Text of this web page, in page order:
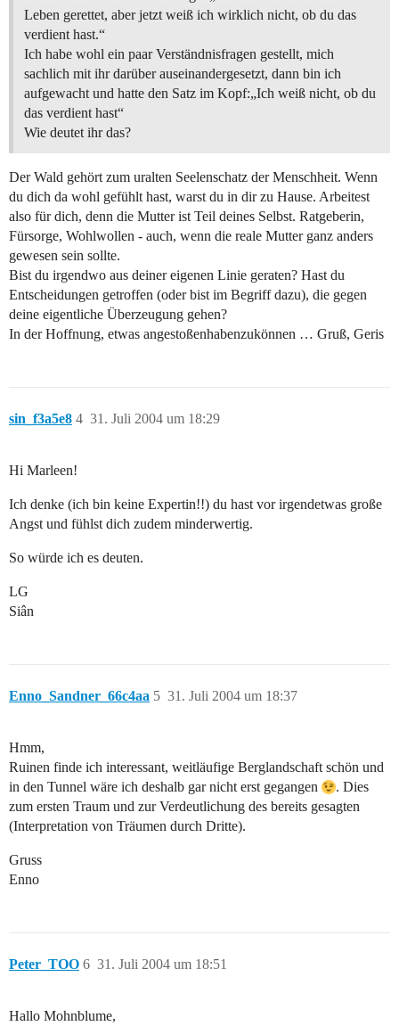
Leben gerettet, aber jetzt weiß ich wirklich nicht, ob du das
verdient hast.“
Ich habe wohl ein paar Verständnisfragen gestellt, mich
sachlich mit ihr darüber auseinandergesetzt, dann bin ich
aufgewacht und hatte den Satz im Kopf:„Ich weiß nicht, ob du
das verdient hast“
Wie deutet ihr das?
Der Wald gehört zum uralten Seelenschatz der Menschheit. Wenn
du dich da wohl gefühlt hast, warst du in dir zu Hause. Arbeitest
also für dich, denn die Mutter ist Teil deines Selbst. Ratgeberin,
Fürsorge, Wohlwollen - auch, wenn die reale Mutter ganz anders
gewesen sein sollte.
Bist du irgendwo aus deiner eigenen Linie geraten? Hast du
Entscheidungen getroffen (oder bist im Begriff dazu), die gegen
deine eigentliche Überzeugung gehen?
In der Hoffnung, etwas angestoßenhabenzukönnen … Gruß, Geris
sin_f3a5e8 31. Juli 2004 um 18:29
4
Hi Marleen!
Ich denke (ich bin keine Expertin!!) du hast vor irgendetwas große
Angst und fühlst dich zudem minderwertig.
So würde ich es deuten.
LG
Siân
Enno_Sandner_66c4aa 31. Juli 2004 um 18:37
5
Hmm,
Ruinen finde ich interessant, weitläufige Berglandschaft schön und
in den Tunnel wäre ich deshalb gar nicht erst gegangen
. Dies
zum ersten Traum und zur Verdeutlichung des bereits gesagten
(Interpretation von Träumen durch Dritte).
Gruss
Enno
Peter_TOO 31. Juli 2004 um 18:51
6
Hallo Mohnblume,